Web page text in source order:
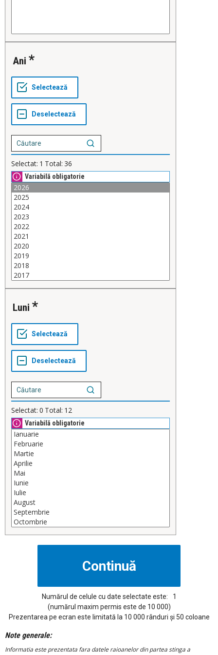
Ani
Selectat: 1 Total: 36
Variabilă obligatorie
Luni
Selectat: 0 Total: 12
Variabilă obligatorie
Numărul de celule cu date selectate este:
1
(numărul maxim permis este de 10 000)
Prezentarea pe ecran este limitată la 10 000 rânduri și 50 coloane
Note generale:
Informatia este prezentata fara datele raioanelor din partea stinga a